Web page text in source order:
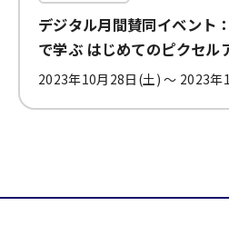
デジタル月間賛同イベント
で学ぶ はじめてのピクセル
2023年10月28日(土) 〜 2023年